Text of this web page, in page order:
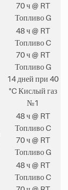
70 ч @ RT
Топливо G
48 ч @ RT
Топливо C
70 ч @ RT
Топливо G
14 дней при 40
°C Кислый газ
№1
48 ч @ RT
Топливо C
70 ч @ RT
Топливо G
48 ч @ RT
Топливо C